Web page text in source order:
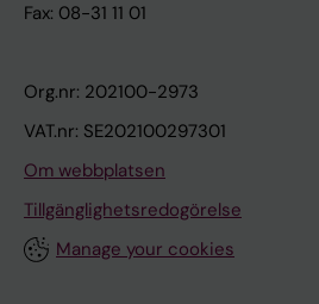
Fax: 08-31 11 01
Org.nr: 202100-2973
VAT.nr: SE202100297301
Om webbplatsen
Tillgänglighetsredogörelse
Manage your cookies